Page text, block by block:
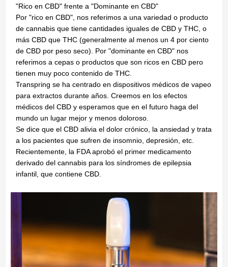
"Rico en CBD" frente a "Dominante en CBD"
Por "rico en CBD", nos referimos a una variedad o producto
de cannabis que tiene cantidades iguales de CBD y THC, o
más CBD que THC (generalmente al menos un 4 por ciento
de CBD por peso seco). Por "dominante en CBD" nos
referimos a cepas o productos que son ricos en CBD pero
tienen muy poco contenido de THC.
Transpring se ha centrado en dispositivos médicos de vapeo
para extractos durante años. Creemos en los efectos
médicos del CBD y esperamos que en el futuro haga del
mundo un lugar mejor y menos doloroso.
Se dice que el CBD alivia el dolor crónico, la ansiedad y trata
a los pacientes que sufren de insomnio, depresión, etc.
Recientemente, la FDA aprobó el primer medicamento
derivado del cannabis para los síndromes de epilepsia
infantil, que contiene CBD.